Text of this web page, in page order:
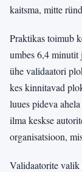
kaitsma, mitte
Praktikas toimub
umbes 6,4 minutit
ühe validaatori
kes kinnitavad
luues pideva
ilma keskse
organisatsioon,
Validaatorite valik